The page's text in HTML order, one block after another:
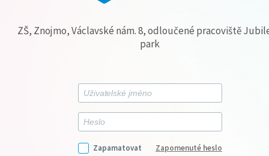
ZŠ, Znojmo, Václavské nám. 8, odloučené pracoviště
park
Zapamatovat Zapomenuté heslo